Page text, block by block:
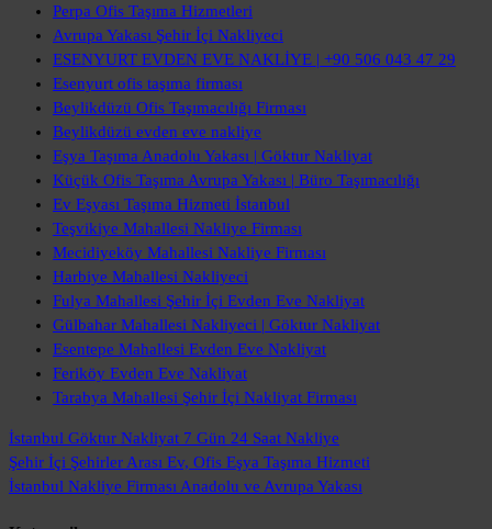
Perpa Ofis Taşıma Hizmetleri
Avrupa Yakası Şehir İçi Nakliyeci
ESENYURT EVDEN EVE NAKLİYE | +90 506 043 47 29
Esenyurt ofis taşıma firması
Beylikdüzü Ofis Taşımacılığı Firması
Beylikdüzü evden eve nakliye
Eşya Taşıma Anadolu Yakası | Göktur Nakliyat
Küçük Ofis Taşıma Avrupa Yakası | Büro Taşımacılığı
Ev Eşyası Taşıma Hizmeti İstanbul
Teşvikiye Mahallesi Nakliye Firması
Mecidiyeköy Mahallesi Nakliye Firması
Harbiye Mahallesi Nakliyeci
Fulya Mahallesi Şehir İçi Evden Eve Nakliyat
Gülbahar Mahallesi Nakliyeci | Göktur Nakliyat
Esentepe Mahallesi Evden Eve Nakliyat
Feriköy Evden Eve Nakliyat
Tarabya Mahallesi Şehir İçi Nakliyat Firması
İstanbul Göktur Nakliyat 7 Gün 24 Saat Nakliye
Şehir İçi Şehirler Arası Ev, Ofis Eşya Taşıma Hizmeti
İstanbul Nakliye Firması Anadolu ve Avrupa Yakası